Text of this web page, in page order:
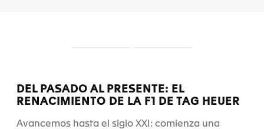
d
e
1
d
e
2
DEL PASADO AL PRESENTE: EL
RENACIMIENTO DE LA F1 DE TAG HEUER
Avancemos hasta el siglo XXI: comienza una